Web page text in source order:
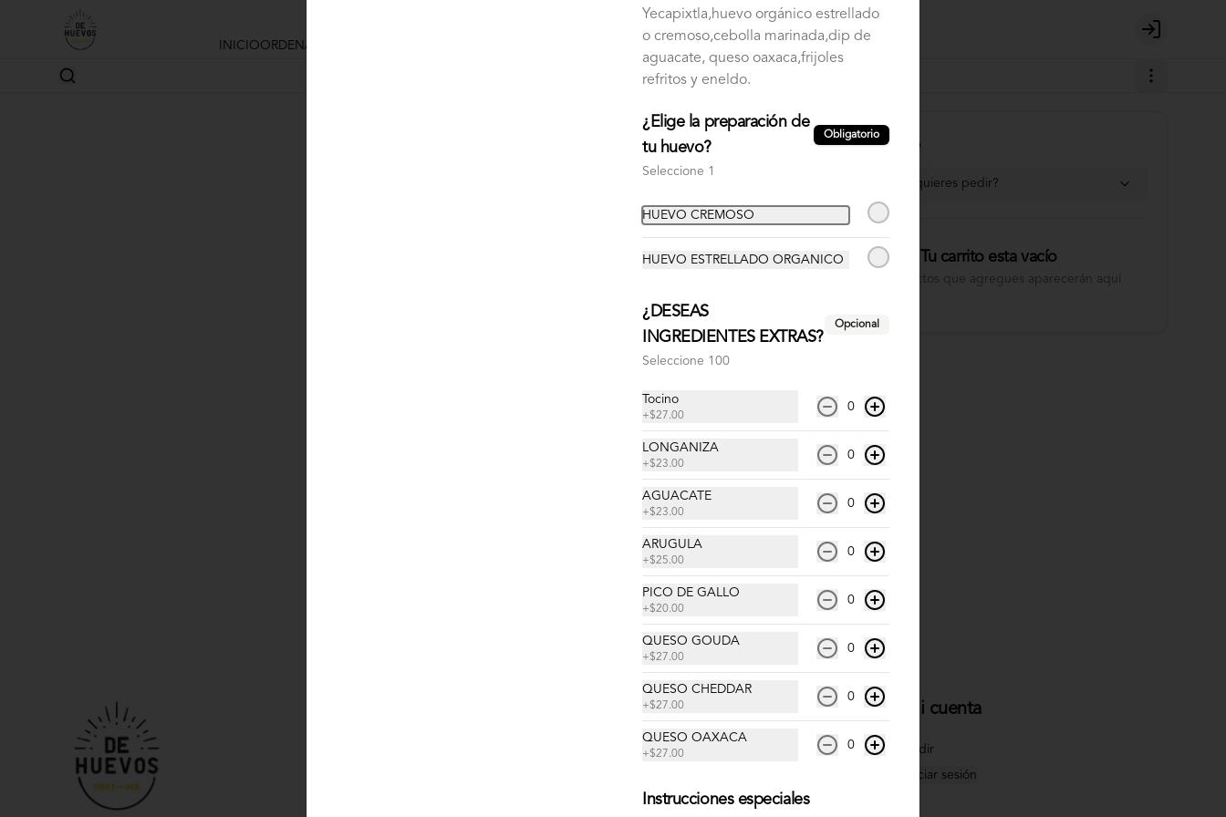
INICIOORDENAR ONLINE COTIZA TU EVENTO
Login
Tu Carrito
¿Dónde quieres pedir?
Tu carrito esta vacío
Los productos que agregues aparecerán aquí
Redes sociales
Instagram
Mi cuenta
Pedir
Iniciar sesión
Yecapixtla,huevo orgánico estrellado
o cremoso,cebolla marinada,dip de
aguacate, queso oaxaca,frijoles
refritos y eneldo.
¿Elige la preparación de
tu huevo?
Obligatorio
Seleccione 1
HUEVO CREMOSO
HUEVO ESTRELLADO ORGANICO
¿DESEAS
INGREDIENTES EXTRAS?
Opcional
Seleccione 100
Tocino
+$27.00
0
LONGANIZA
+$23.00
0
AGUACATE
+$23.00
0
ARUGULA
+$25.00
0
PICO DE GALLO
+$20.00
0
QUESO GOUDA
+$27.00
0
QUESO CHEDDAR
+$27.00
0
QUESO OAXACA
+$27.00
0
Instrucciones especiales